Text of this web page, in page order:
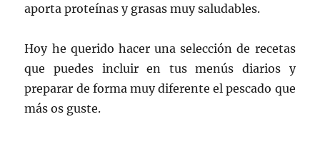
aporta proteínas y grasas muy saludables.
Hoy he querido hacer una selección de recetas
que puedes incluir en tus menús diarios y
preparar de forma muy diferente el pescado que
más os guste.